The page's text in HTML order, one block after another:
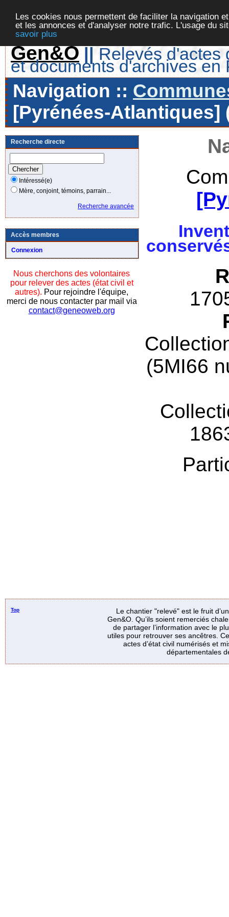
Les cookies nous permettent de faciliter la navigation
et les annonces et d'analyser notre trafic. L'usage du
savoir plus
Gen&O || Relevés d'actes
et documents d'archives en
Navigation ::
[Pyrénées-Atlantiques]
Recherche directe
Intéressé(e)
Mère, conjoint, témoins, parrain...
Recherche avancée
Accès membres
Connexion
Nous cherchons des volontaires
pour relever des actes (état civil et
autres). Pour rejoindre l'équipe,
merci de nous contacter par mail via
contact@geneoweb.org
(5MI66
Top
Le chantier "relevé" est le fruit
Gen&O. Qu’ils soient remerciés
de partager l’information avec le
utiles pour retrouver ses ancêtres.
actes d’état civil numérisés et
départementales